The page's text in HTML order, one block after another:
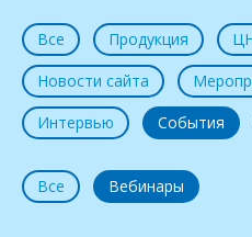
Все Продукция
Новости сайта
Интервью
События
Все Вебинары